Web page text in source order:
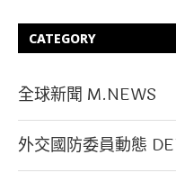
CATEGORY
全球新聞 M.NEWS
外交國防委員動態